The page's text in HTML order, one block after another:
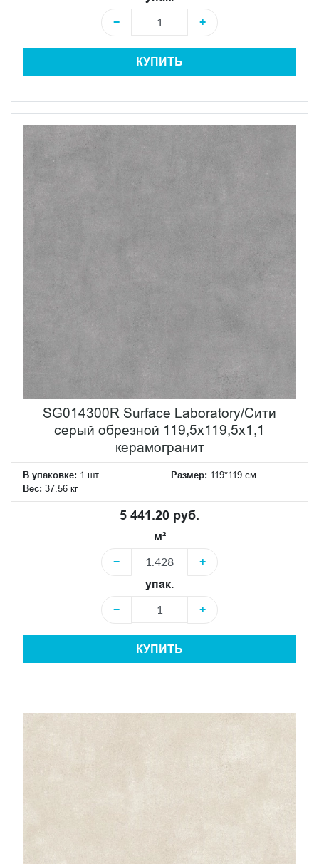
−
+
КУПИТЬ
SG014300R Surface Laboratory/Сити
серый обрезной 119,5x119,5x1,1
керамогранит
В упаковке: 1 шт Размер: 119*119 см
Вес: 37.56 кг
5 441.20 руб.
м²
−
+
упак.
−
+
КУПИТЬ